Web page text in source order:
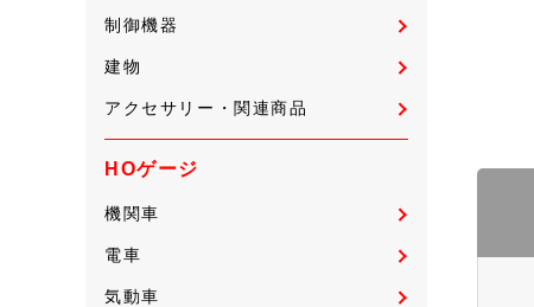
制御機器
建物
アクセサリー・関連商品
HOゲージ
機関車
電車
気動車